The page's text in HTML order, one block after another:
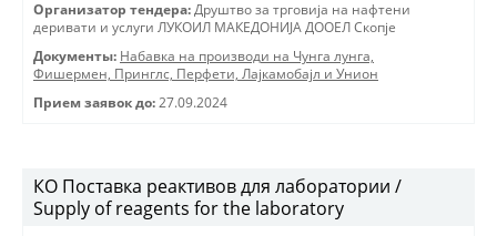
Организатор тендера: Друштво за трговиjа на нафтени
деривати и услуги ЛУКОИЛ МАКЕДОНИJА ДООЕЛ Скопjе
Документы: Набавка на производи на Чунга лунга,
Фишермен, Принглс, Перфети, Лајкамобајл и Унион
Прием заявок до: 27.09.2024
КО Поставка реактивов для лаборатории /
Supply of reagents for the laboratory